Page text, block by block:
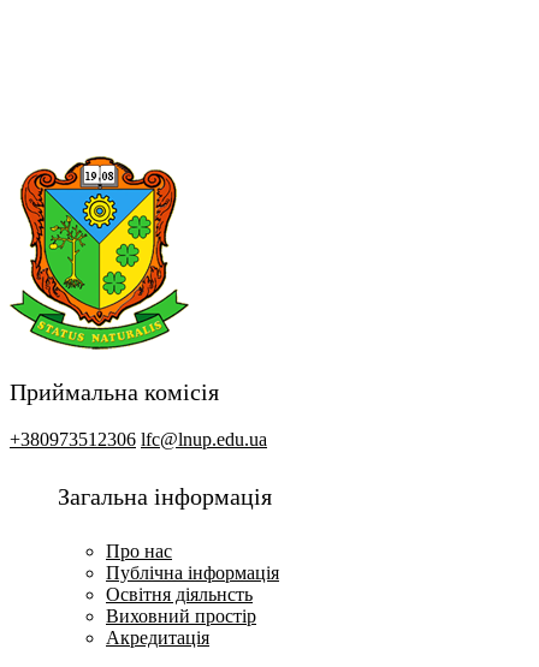
Приймальна комісія
+380973512306 lfc@lnup.edu.ua
Загальна інформація
Про нас
Публічна інформація
Освітня діяльнсть
Виховний простір
Акредитація